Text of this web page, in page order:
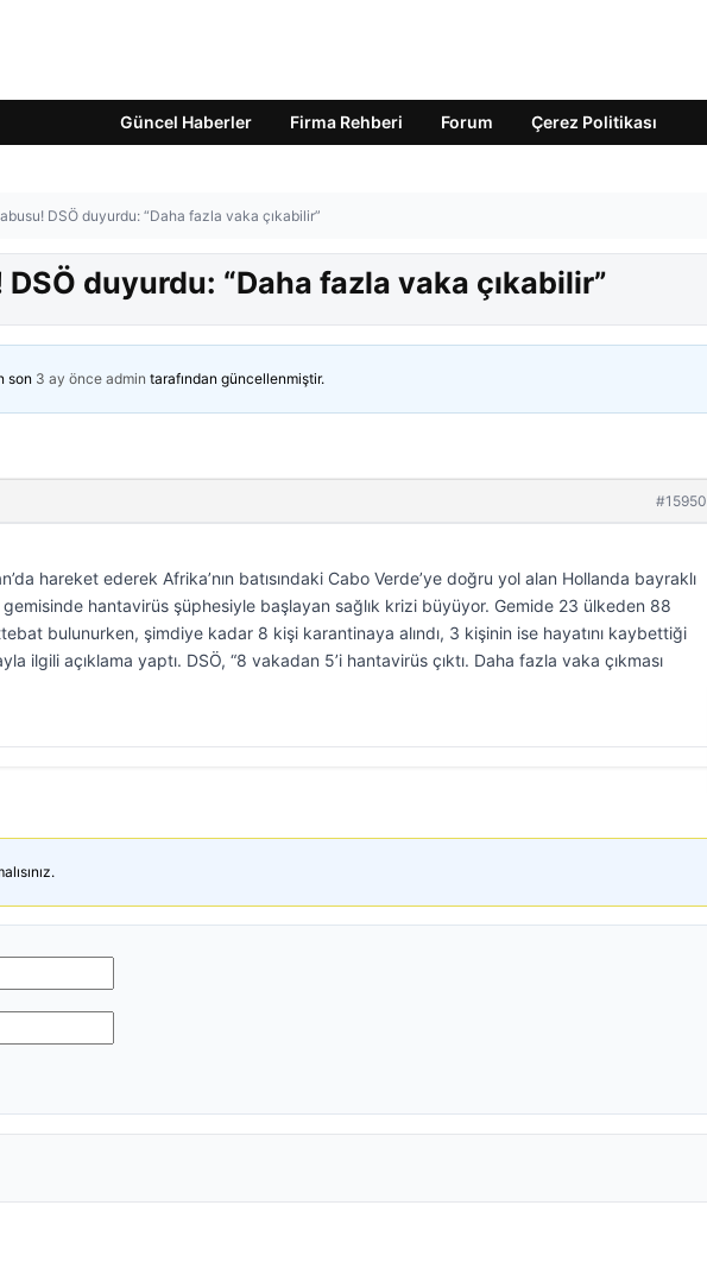
Güncel Haberler Firma Rehberi Forum Çerez Politikası
DSÖ duyurdu: “Daha fazla vaka çıkabilir”
duyurdu: “Daha fazla vaka çıkabilir”
son 3 ay önce admin tarafından güncellenmiştir.
#15950
hareket ederek Afrika’nın batısındaki Cabo Verde’ye doğru yol alan Hollanda bayraklı
hantavirüs şüphesiyle başlayan sağlık krizi büyüyor. Gemide 23 ülkeden 88
bulunurken, şimdiye kadar 8 kişi karantinaya alındı, 3 kişinin ise hayatını kaybettiği
ilgili açıklama yaptı. DSÖ, “8 vakadan 5’i hantavirüs çıktı. Daha fazla vaka çıkması